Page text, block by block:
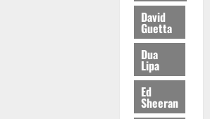
David
Guetta
Dua
Lipa
Ed
Sheeran